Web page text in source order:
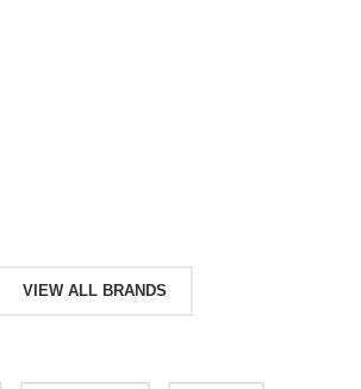
VIEW ALL BRANDS